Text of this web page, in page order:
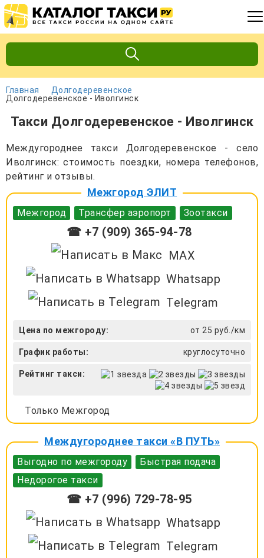
Главная
Долгодеревенское
Долгодеревенское - Иволгинск
Такси Долгодеревенское - Иволгинск
Междугороднее такси Долгодеревенское - село
Иволгинск: стоимость поездки, номера телефонов,
рейтинг и отзывы.
Межгород ЭЛИТ
Межгород Трансфер аэропорт Зоотакси
☎ +7 (909) 365-94-78
MAX
Whatsapp
Telegram
Цена по межгороду: от 25 руб./км
График работы: круглосуточно
Рейтинг такси:
Только Межгород
Междугороднее такси «В ПУТЬ»
Выгодно по межгороду
Быстрая подача
Недорогое такси
☎ +7 (996) 729-78-95
Whatsapp
Telegram